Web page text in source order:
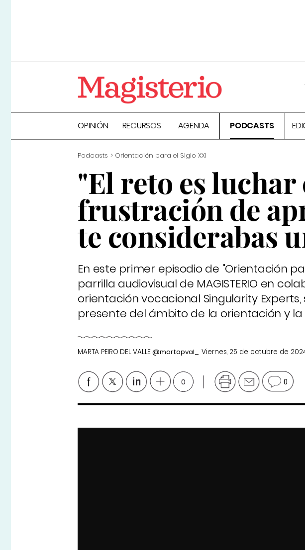
OPINIÓN RECURSOS AGENDA PODCASTS
Podcasts Orientación para el Siglo XXI
"El reto es
frustración de
te considerabas
En este primer episodio de "Orientación
parrilla audiovisual de MAGISTERIO en
orientación vocacional Singularity Experts,
presente del ámbito de la orientación y
MARTA PEIRO DEL VALLE@martapval_ Viernes, 25 de octubre de
0 0